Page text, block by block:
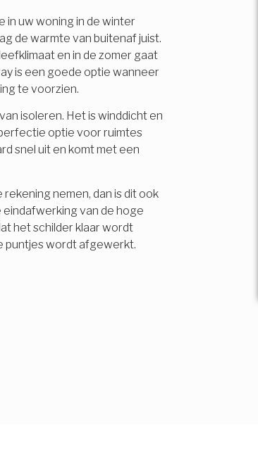
in uw woning in de winter
de warmte van buitenaf juist.
en in de zomer gaat
is een goede optie wanneer
te voorzien.
isoleren. Het is winddicht en
optie voor ruimtes
snel uit en komt met een
nemen, dan is dit ook
van de hoge
het schilder klaar wordt
puntjes wordt afgewerkt.